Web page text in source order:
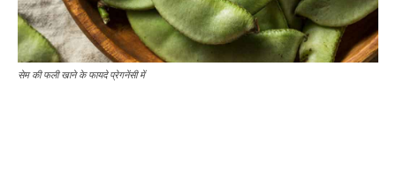
सेम की फली खाने के फायदे प्रेगनेंसी में